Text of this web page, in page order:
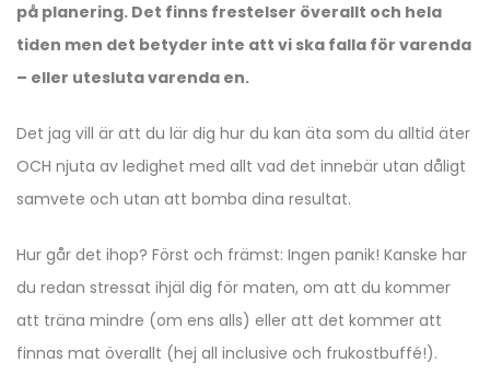
på planering. Det finns frestelser överallt och hela
tiden men det betyder inte att vi ska falla för varenda
– eller utesluta varenda en.
Det jag vill är att du lär dig hur du kan äta som du alltid äter
OCH njuta av ledighet med allt vad det innebär utan dåligt
samvete och utan att bomba dina resultat.
Hur går det ihop? Först och främst: Ingen panik! Kanske har
du redan stressat ihjäl dig för maten, om att du kommer
att träna mindre (om ens alls) eller att det kommer att
finnas mat överallt (hej all inclusive och frukostbuffé!).